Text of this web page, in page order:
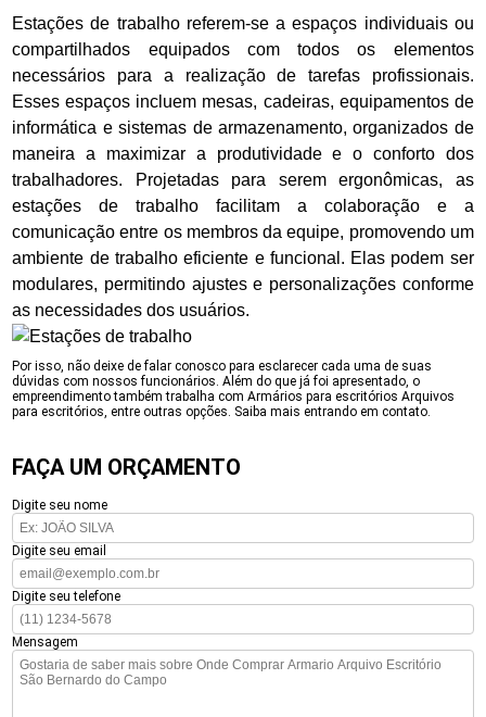
Estações de trabalho referem-se a espaços individuais ou
compartilhados equipados com todos os elementos
necessários para a realização de tarefas profissionais.
Esses espaços incluem mesas, cadeiras, equipamentos de
informática e sistemas de armazenamento, organizados de
maneira a maximizar a produtividade e o conforto dos
trabalhadores. Projetadas para serem ergonômicas, as
estações de trabalho facilitam a colaboração e a
comunicação entre os membros da equipe, promovendo um
ambiente de trabalho eficiente e funcional. Elas podem ser
modulares, permitindo ajustes e personalizações conforme
as necessidades dos usuários.
Por isso, não deixe de falar conosco para esclarecer cada uma de suas
dúvidas com nossos funcionários. Além do que já foi apresentado, o
empreendimento também trabalha com Armários para escritórios Arquivos
para escritórios, entre outras opções. Saiba mais entrando em contato.
FAÇA UM ORÇAMENTO
Digite seu nome
Digite seu email
Digite seu telefone
Mensagem